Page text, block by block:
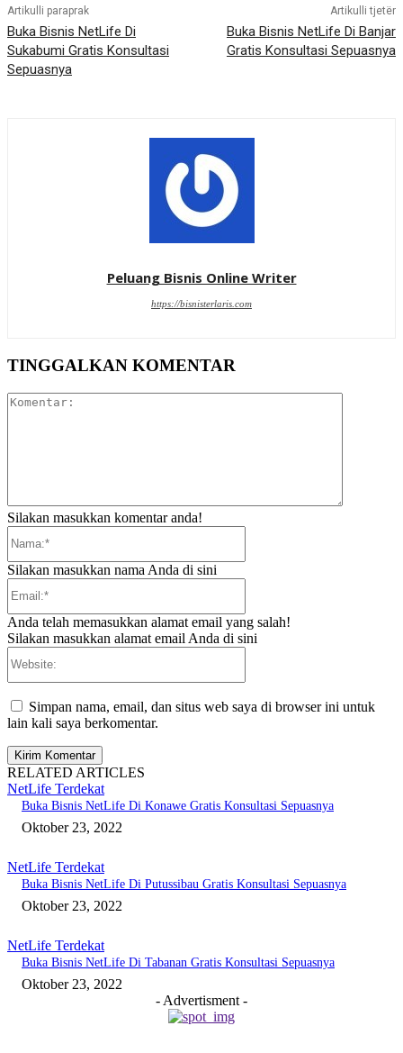
Artikulli paraprak
Buka Bisnis NetLife Di
Sukabumi Gratis Konsultasi
Sepuasnya
Artikulli tjetër
Buka Bisnis NetLife Di Banjar
Gratis Konsultasi Sepuasnya
Peluang Bisnis Online Writer
https://bisnisterlaris.com
TINGGALKAN KOMENTAR
Silakan masukkan komentar anda!
Silakan masukkan nama Anda di sini
Anda telah memasukkan alamat email yang salah!
Silakan masukkan alamat email Anda di sini
Simpan nama, email, dan situs web saya di browser ini untuk
lain kali saya berkomentar.
RELATED ARTICLES
NetLife Terdekat
Buka Bisnis NetLife Di Konawe Gratis Konsultasi Sepuasnya
Oktober 23, 2022
NetLife Terdekat
Buka Bisnis NetLife Di Putussibau Gratis Konsultasi Sepuasnya
Oktober 23, 2022
NetLife Terdekat
Buka Bisnis NetLife Di Tabanan Gratis Konsultasi Sepuasnya
Oktober 23, 2022
- Advertisment -